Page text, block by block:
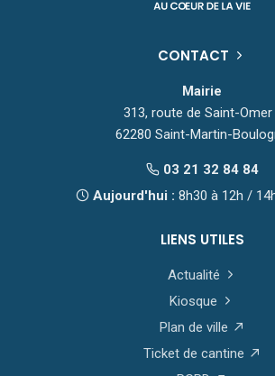
CONTACT
Mairie
313, route de Saint-Omer
62280 Saint-Martin-
03 21 32 84 84
Aujourd'hui : 8h30 à 12h /
LIENS UTILES
Actualité
Kiosque
Plan de ville
Ticket de cantine